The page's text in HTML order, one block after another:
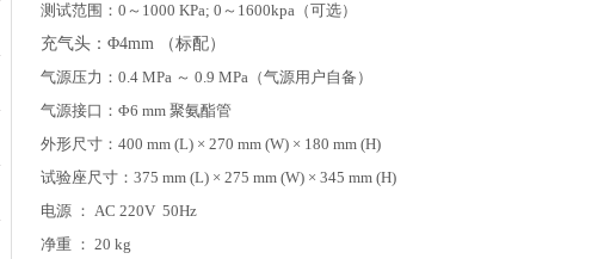
测试范围： 0～1000 KPa; 0～1600kpa（可选）
充气头： Φ4mm （标配）
气源压力： 0.4 MPa ～ 0.9 MPa（气源用户自备）
气源接口： Φ6 mm 聚氨酯管
外形尺寸： 400 mm (L) × 270 mm (W) × 180 mm (H)
试验座尺寸： 375 mm (L) × 275 mm (W) × 345 mm (H)
电源 ： AC 220V 50Hz
净重 ： 20 kg